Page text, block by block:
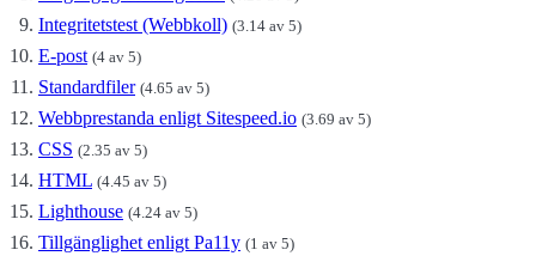
Integritetstest (Webbkoll) (3.14 av 5)
E-post (4 av 5)
Standardfiler (4.65 av 5)
Webbprestanda enligt Sitespeed.io (3.69 av 5)
CSS (2.35 av 5)
HTML (4.45 av 5)
Lighthouse (4.24 av 5)
Tillgänglighet enligt Pa11y (1 av 5)